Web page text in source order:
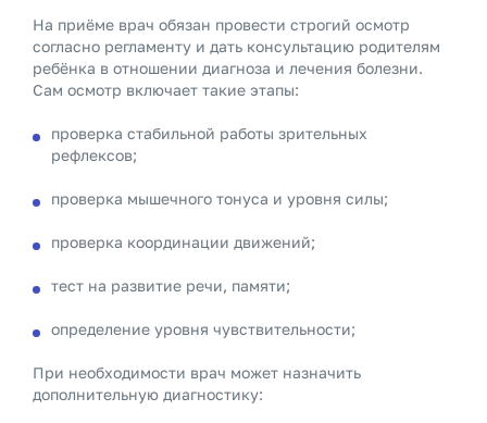
На приёме врач обязан провести строгий осмотр
согласно регламенту и дать консультацию родителям
ребёнка в отношении диагноза и лечения болезни.
Сам осмотр включает такие этапы:
проверка стабильной работы зрительных
рефлексов;
проверка мышечного тонуса и уровня силы;
проверка координации движений;
тест на развитие речи, памяти;
определение уровня чувствительности;
При необходимости врач может назначить
дополнительную диагностику: